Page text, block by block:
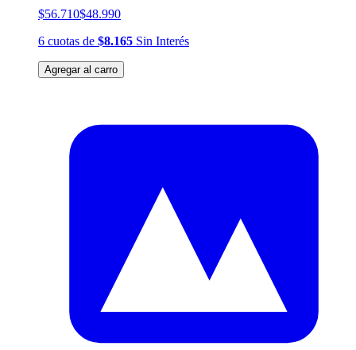
$56.710$48.990
6 cuotas de $8.165 Sin Interés
Agregar al carro